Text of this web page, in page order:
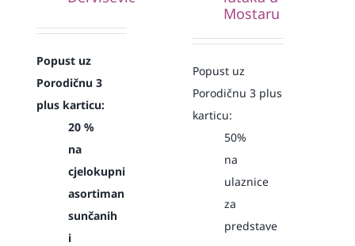
Popust uz
Porodičnu 3
plus karticu:
20 %
na
cjelokupni
asortiman
sunčanih
i
Mostaru
Popust uz
Porodičnu 3 plus
karticu:
50%
na
ulaznice
za
predstave